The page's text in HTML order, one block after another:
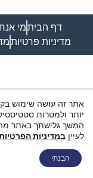
דף הביתמי
מדיניות פרטיות
יותר ולמטרות
המשך גלישתך באתר
לעיין במדיניות
הבנתי